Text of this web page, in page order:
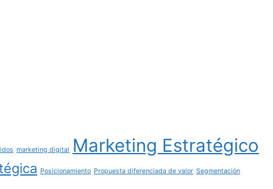
marketing digital Marketing Estratégico
Posicionamiento Propuesta diferenciada de valor Segmentación